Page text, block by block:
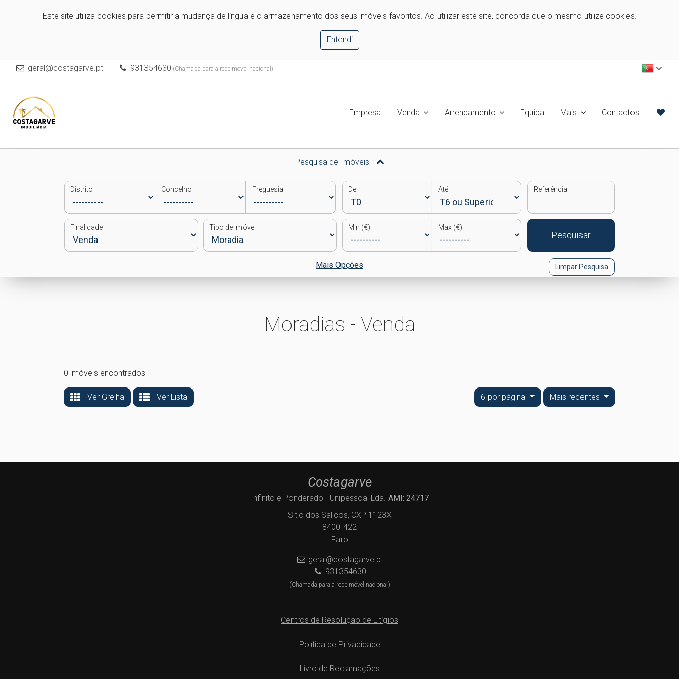
Este site utiliza cookies para permitir a mudança de língua e o armazenamento dos seus imóveis favoritos. Ao utilizar este site, concorda que o mesmo utilize cookies.
Entendi
geral@costagarve.pt 931354630 (Chamada para a rede móvel nacional)
Empresa Venda Arrendamento Equipa Mais Contactos
Pesquisa de Imóveis
Distrito Concelho Freguesia De Até Referência
Finalidade Tipo de Imóvel Min (€) Max (€)
Pesquisar
Mais Opções Limpar Pesquisa
Moradias - Venda
0 imóveis encontrados
Ver Grelha Ver Lista 6 por página Mais recentes
Costagarve
Infinito e Ponderado - Unipessoal Lda. AMI: 24717
Sitio dos Salicos, CXP 1123X
8400-422
Faro
geral@costagarve.pt
931354630
(Chamada para a rede móvel nacional)
Centros de Resolução de Litígios
Política de Privacidade
Livro de Reclamações